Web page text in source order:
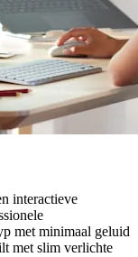
interactieve
met minimaal geluid
met slim verlichte